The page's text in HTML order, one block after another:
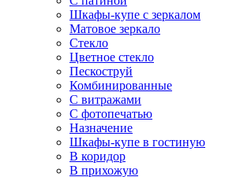
Шкафы-купе с зеркалом
Матовое зеркало
Стекло
Цветное стекло
Пескоструй
Комбинированные
С витражами
С фотопечатью
Назначение
Шкафы-купе в гостиную
В коридор
В прихожую